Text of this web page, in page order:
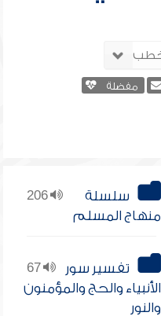
مفضلة
206
سلسلة
منهاج المسلم
67
تفسير سور
الأنبياء والحج والمؤمنون
والنور